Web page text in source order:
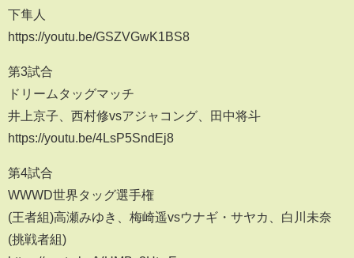
下隼人
https://youtu.be/GSZVGwK1BS8
第3試合
ドリームタッグマッチ
井上京子、西村修vsアジャコング、田中将斗
https://youtu.be/4LsP5SndEj8
第4試合
WWWD世界タッグ選手権
(王者組)高瀬みゆき、梅崎遥vsウナギ・サヤカ、白川未奈
(挑戦者組)